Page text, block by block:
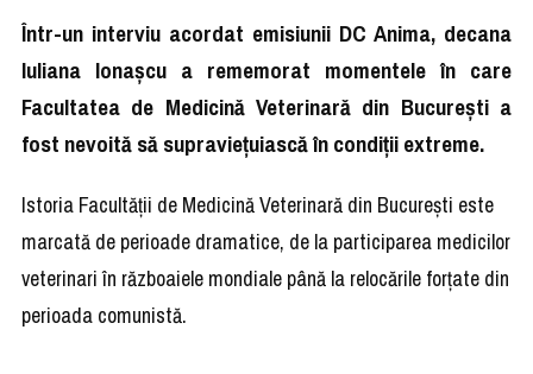
Într-un interviu acordat emisiunii DC Anima, decana
Iuliana Ionașcu a rememorat momentele în care
Facultatea de Medicină Veterinară din București a
fost nevoită să supraviețuiască în condiții extreme.
Istoria Facultății de Medicină Veterinară din București este
marcată de perioade dramatice, de la participarea medicilor
veterinari în războaiele mondiale până la relocările forțate din
perioada comunistă.